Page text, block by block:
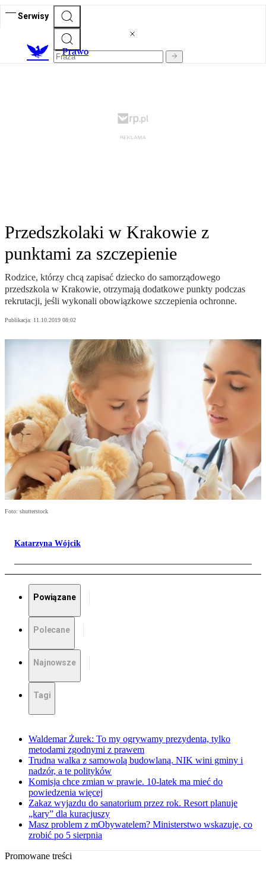
Serwisy
Prawo
Przedszkolaki w Krakowie z
punktami za szczepienie
Rodzice, którzy chcą zapisać dziecko do samorządowego
przedszkola w Krakowie, otrzymają dodatkowe punkty podczas
rekrutacji, jeśli wykonali obowiązkowe szczepienia ochronne.
Publikacja: 11.10.2019 08:02
Foto: shutterstock
Katarzyna Wójcik
Powiązane
Polecane
Najnowsze
Tagi
Waldemar Żurek: To my ogrywamy prezydenta, tylko
metodami zgodnymi z prawem
Trudna walka z samowolą budowlaną. NIK wini gminy i
nadzór, a te polityków
Komisja chce zmian w prawie. 10-latek ma mieć do
powiedzenia więcej
Zakaz wyjazdu do sanatorium przez rok. Resort planuje
„kary” dla kuracjuszy
Masz problem z mObywatelem? Ministerstwo wskazuje, co
zrobić po 5 sierpnia
Promowane treści